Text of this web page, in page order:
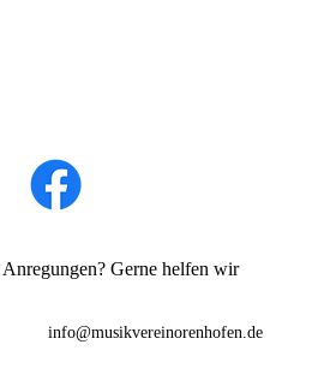
Anregungen? Gerne helfen wir
info@musikvereinorenhofen.de